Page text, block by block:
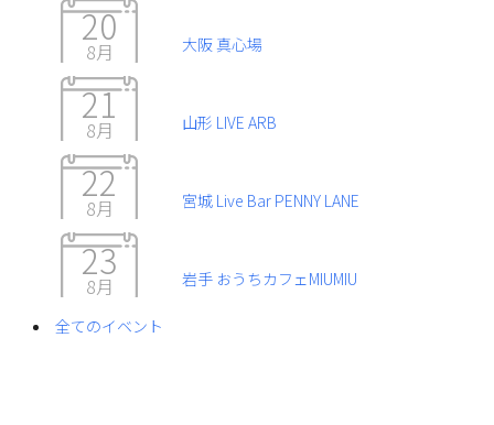
20
8月 大阪 真心場
21
8月 山形 LIVE ARB
22
8月 宮城 Live Bar PENNY LANE
23
8月 岩手 おうちカフェMIUMIU
全てのイベント